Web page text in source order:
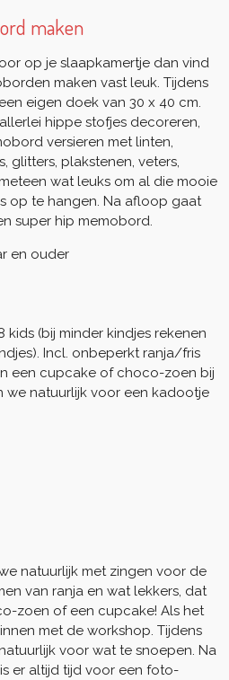
maken
op je slaapkamertje dan vind
maken vast leuk. Tijdens
eigen doek van 30 x 40 cm.
hippe stofjes decoreren,
versieren met linten,
glitters, plakstenen, veters,
wat leuks om al die mooie
op te hangen. Na afloop gaat
super hip memobord.
en ouder
kids (bij minder kindjes rekenen
Incl. onbeperkt ranja/fris
een cupcake of choco-zoen bij
we natuurlijk voor een kadootje
natuurlijk met zingen voor de
van ranja en wat lekkers, dat
zoen of een cupcake! Als het
met de workshop. Tijdens
voor wat te snoepen. Na
er altijd tijd voor een foto-